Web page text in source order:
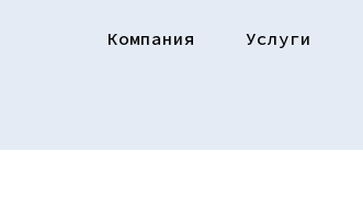
Компания Услуги